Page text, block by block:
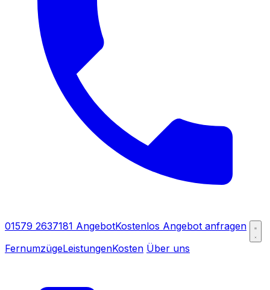
01579 2637181 AngebotKostenlos Angebot anfragen
FernumzügeLeistungenKosten Über uns